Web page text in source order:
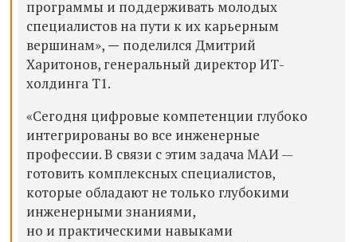
программы и поддерживать молодых
специалистов на пути к их карьерным
вершинам», — поделился Дмитрий
Харитонов, генеральный директор ИТ-
холдинга Т1.
«Сегодня цифровые компетенции глубоко
интегрированы во все инженерные
профессии. В связи с этим задача МАИ —
готовить комплексных специалистов,
которые обладают не только глубокими
инженерными знаниями,
но и практическими навыками